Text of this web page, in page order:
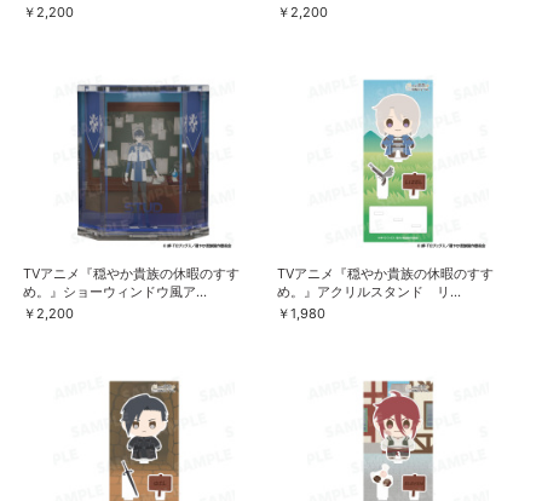
￥2,200
￥2,200
TVアニメ『穏やか貴族の休暇のすす
め。』ショーウィンドウ風ア...
￥2,200
TVアニメ『穏やか貴族の休暇のすす
め。』アクリルスタンド リ...
￥1,980